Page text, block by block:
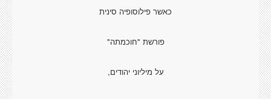
כאשר פילוסופיה סינית
פורשת "חוכמתה"
על מיליוני יהודים,